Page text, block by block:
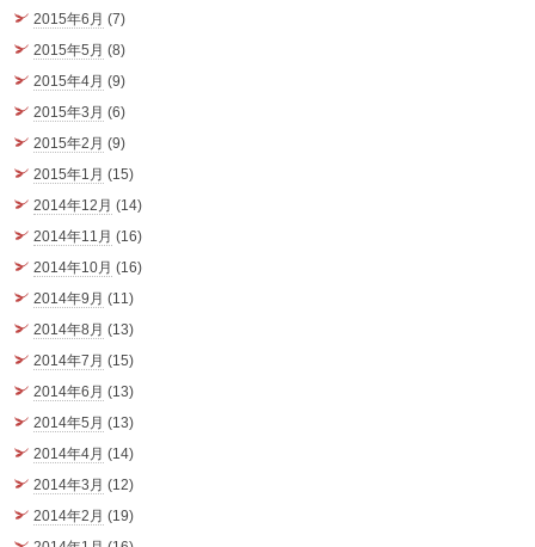
2015年6月 (7)
2015年5月 (8)
2015年4月 (9)
2015年3月 (6)
2015年2月 (9)
2015年1月 (15)
2014年12月 (14)
2014年11月 (16)
2014年10月 (16)
2014年9月 (11)
2014年8月 (13)
2014年7月 (15)
2014年6月 (13)
2014年5月 (13)
2014年4月 (14)
2014年3月 (12)
2014年2月 (19)